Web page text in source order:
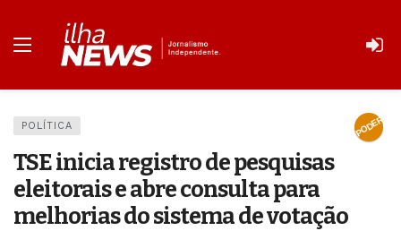
PODER
POLÍTICA
TSE inicia registro de pesquisas
eleitorais e abre consulta para
melhorias do sistema de votação